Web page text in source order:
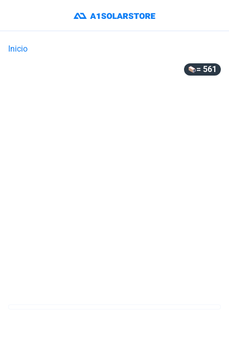
Inicio
= 561